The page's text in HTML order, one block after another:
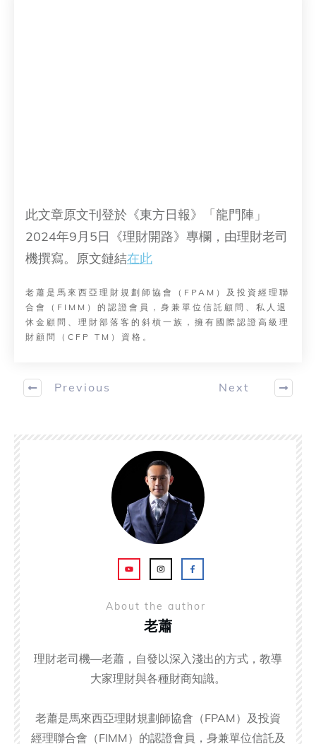
此文章原文刊登於《東方日報》「龍門陣」
2024年9月5日《理財開路》專欄，由理財老司
機撰寫。原文鏈結在此
老蕭是馬來西亞理財規劃師協會（FPAM）及投資經理聯
合會（FIMM）的認證會員，身兼單位信託顧問、私人退
休金顧問、理財部落客的斜槓一族，擁有國際認證高級理
財顧問（CFP TM）資格。
Previous Next
About the author
老蕭
理財老司機—老蕭，自發以深入淺出的方式，教導
大家理財與各種財商知識。
老蕭是馬來西亞理財規劃師協會（FPAM）及投資
經理聯合會（FIMM）的認證會員，身兼單位信託及